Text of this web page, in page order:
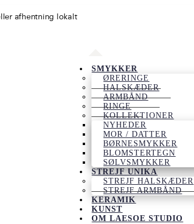
afhentning lokalt
SMYKKER
ØRERINGE
HALSKÆDER
ARMBÅND
RINGE
KOLLEKTIONER
NYHEDER
MOR / DATTER
BØRNESMYKKER
BLOMSTERTEGN
SØLVSMYKKER
STREJF UNIKA
STREJF HALSKÆDER
STREJF ARMBÅND
KERAMIK
KUNST
OM LAESOE STUDIO